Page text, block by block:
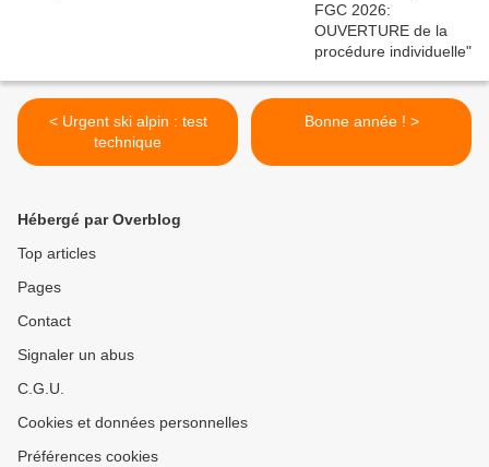
< Urgent ski alpin : test
technique
Bonne année ! >
Hébergé par Overblog
Top articles
Pages
Contact
Signaler un abus
C.G.U.
Cookies et données personnelles
Préférences cookies